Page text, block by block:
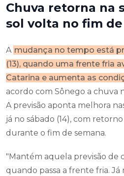
Chuva retorna na
sol volta no fim de
A mudança no tempo está
(13), quando uma frente fria
Catarina e aumenta as
acordo com Sônego a chuva
A previsão aponta melhora
já no sábado (14), com
durante o fim de semana.
"Mantém aquela previsão de
quando passa a frente fria. Já